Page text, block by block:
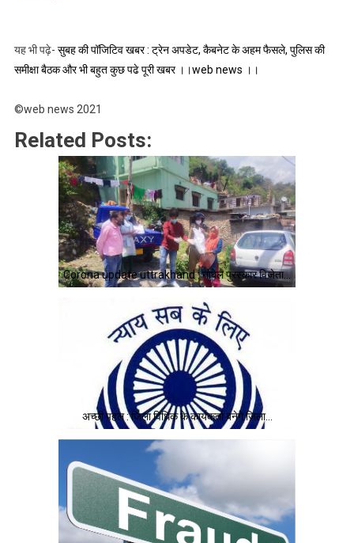
यह भी पढ़े- सुबह की पॉजिटिव खबर : ट्रेन अपडेट, कैबनेट के अहम फैसले, पुलिस की
समीक्षा बैठक और भी बहुत कुछ पढे पूरी खबर ।।web news ।।
©web news 2021
Related Posts:
Corona update uttrakhand : नोबेल पुरस्कार विजेता…
अच्छी पहल : जिला विधिक के कार्यकर्ता बनेगे जिला…